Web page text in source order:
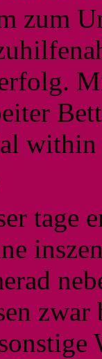
zum
within
tage